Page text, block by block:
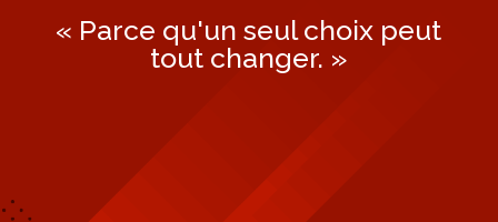
« Parce qu'un seul choix peut
tout changer. »